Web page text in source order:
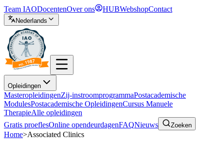
Team IAODocentenOver ons HUBWebshopContact
Nederlands
Opleidingen
MasteropleidingenZij-instroomprogrammaPostacademische
ModulesPostacademische OpleidingenCursus Manuele
TherapieAlle opleidingen
Gratis proeflesOnline opendeurdagenFAQNieuws Zoeken
Home>Associated Clinics